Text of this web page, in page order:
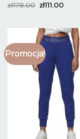
zł178.00 zł111.00
Promocja!